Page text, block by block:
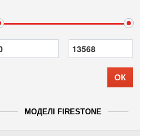
ОК
МОДЕЛІ FIRESTONE